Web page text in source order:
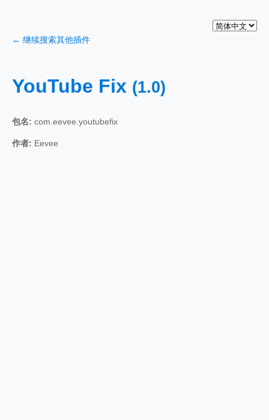
← 继续搜索其他插件
YouTube Fix (1.0)
包名: com.eevee.youtubefix
作者: Eevee